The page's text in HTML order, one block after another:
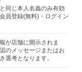
同じ本人名義のみ有効
員登録(無料)・ログイン
が店舗に開示されま
のメッセージまたはお
選考となります。